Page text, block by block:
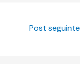
Post seguinte